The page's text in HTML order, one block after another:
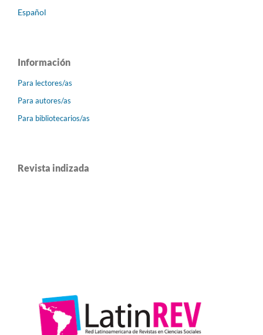
Español
Información
Para lectores/as
Para autores/as
Para bibliotecarios/as
Revista indizada